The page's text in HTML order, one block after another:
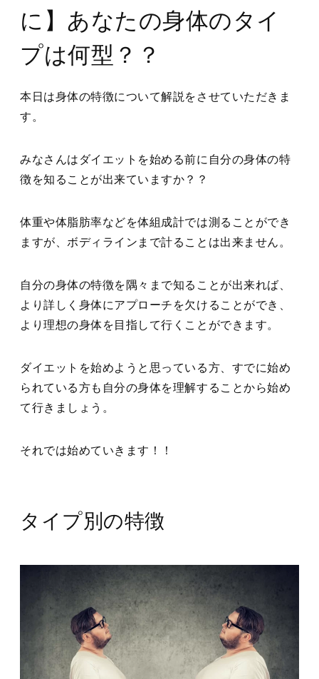
に】あなたの身体のタイ
プは何型？？
本日は身体の特徴について解説をさせていただきま
す。
みなさんはダイエットを始める前に自分の身体の特
徴を知ることが出来ていますか？？
体重や体脂肪率などを体組成計では測ることができ
ますが、ボディラインまで計ることは出来ません。
自分の身体の特徴を隅々まで知ることが出来れば、
より詳しく身体にアプローチを欠けることができ、
より理想の身体を目指して行くことができます。
ダイエットを始めようと思っている方、すでに始め
られている方も自分の身体を理解することから始め
て行きましょう。
それでは始めていきます！！
タイプ別の特徴